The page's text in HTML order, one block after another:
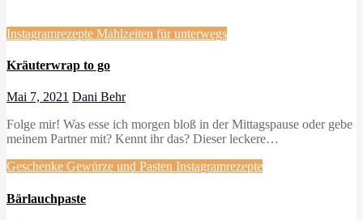
Instagramrezepte Mahlzeiten für unterwegs
Kräuterwrap to go
Mai 7, 2021 Dani Behr
Folge mir! Was esse ich morgen bloß in der Mittagspause oder gebe
meinem Partner mit? Kennt ihr das? Dieser leckere…
Geschenke Gewürze und Pasten Instagramrezepte
Bärlauchpaste